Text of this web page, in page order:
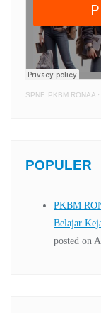
SPNF. PKBM RONAA ·
POPULER